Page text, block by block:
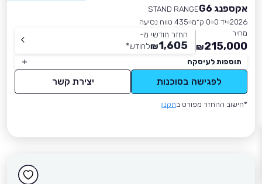
אקספנג G6
STAND RANGE
2026 יד 0 0 ק״מ
435 טווח נסיעה
מחיר
215,000
₪
החזר חודשי מ-
1,605
₪לחודש*
תוספות לעיסקה
לפגישה בסוכנות יצירת קשר
*חישוב ההחזר מפורט בתקנון